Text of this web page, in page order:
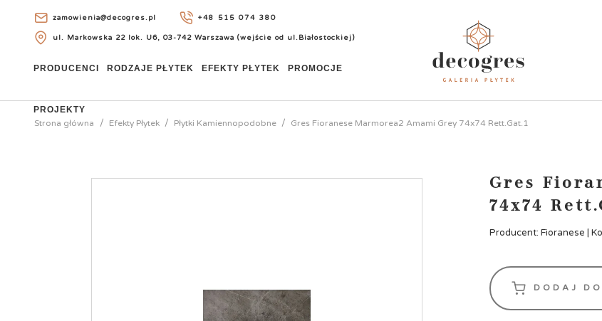
zamowienia@decogres.pl +48 515 074 380
ul. Markowska 22 lok. U6, 03-742 Warszawa (wejście od ul.Białostockiej)
PRODUCENCI RODZAJE PŁYTEK EFEKTY PŁYTEK PROMOCJE
PROJEKTY
Strona główna
Efekty Płytek Płytki Kamiennopodobne Gres Fioranese Marmorea2 Amami Grey 74x74 Rett.Gat.1
Gres
74x74
Producent: Fioranese |
DODAJ